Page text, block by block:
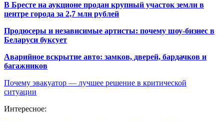
В Бресте на аукционе продан крупный участок земли в
центре города за 2,7 млн рублей
Продюсеры и независимые артисты: почему шоу-бизнес в
Беларуси буксует
Аварийное вскрытие авто: замков, дверей, бардачков и
багажников
Почему эвакуатор — лучшее решение в критической
ситуации
Интересное: